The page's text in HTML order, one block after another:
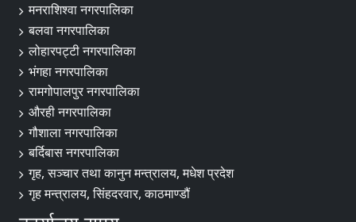
मनराशिश्वा नगरपालिका
बलवा नगरपालिका
लोहारपट्टी नगरपालिका
भंगहा नगरपालिका
रामगोपालपुर नगरपालिका
औरही नगरपालिका
गौशाला नगरपालिका
बर्दिबास नगरपालिका
गृह, सञ्चार तथा कानुन मन्त्रालय, मधेश प्रदेश
गृह मन्त्रालय, सिंहदरवार, काठमाण्डौं